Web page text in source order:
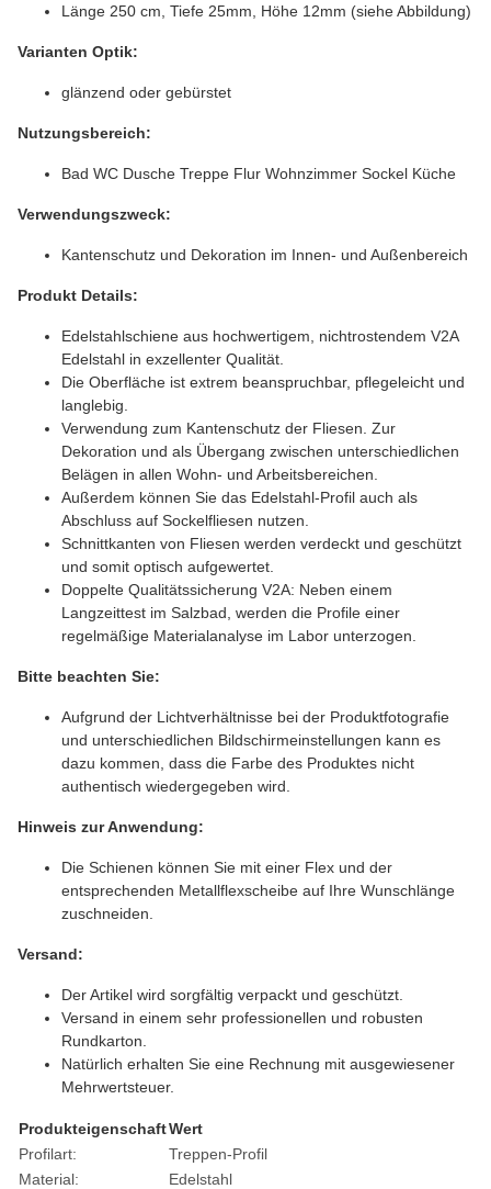
Länge 250 cm, Tiefe 25mm, Höhe 12mm (siehe Abbildung)
Varianten Optik:
glänzend oder gebürstet
Nutzungsbereich:
Bad WC Dusche Treppe Flur Wohnzimmer Sockel Küche
Verwendungszweck:
Kantenschutz und Dekoration im Innen- und Außenbereich
Produkt Details:
Edelstahlschiene aus hochwertigem, nichtrostendem V2A
Edelstahl in exzellenter Qualität.
Die Oberfläche ist extrem beanspruchbar, pflegeleicht und
langlebig.
Verwendung zum Kantenschutz der Fliesen. Zur
Dekoration und als Übergang zwischen unterschiedlichen
Belägen in allen Wohn- und Arbeitsbereichen.
Außerdem können Sie das Edelstahl-Profil auch als
Abschluss auf Sockelfliesen nutzen.
Schnittkanten von Fliesen werden verdeckt und geschützt
und somit optisch aufgewertet.
Doppelte Qualitätssicherung V2A: Neben einem
Langzeittest im Salzbad, werden die Profile einer
regelmäßige Materialanalyse im Labor unterzogen.
Bitte beachten Sie:
Aufgrund der Lichtverhältnisse bei der Produktfotografie
und unterschiedlichen Bildschirmeinstellungen kann es
dazu kommen, dass die Farbe des Produktes nicht
authentisch wiedergegeben wird.
Hinweis zur Anwendung:
Die Schienen können Sie mit einer Flex und der
entsprechenden Metallflexscheibe auf Ihre Wunschlänge
zuschneiden.
Versand:
Der Artikel wird sorgfältig verpackt und geschützt.
Versand in einem sehr professionellen und robusten
Rundkarton.
Natürlich erhalten Sie eine Rechnung mit ausgewiesener
Mehrwertsteuer.
ProdukteigenschaftWert
Profilart:
Treppen-Profil
Material:
Edelstahl